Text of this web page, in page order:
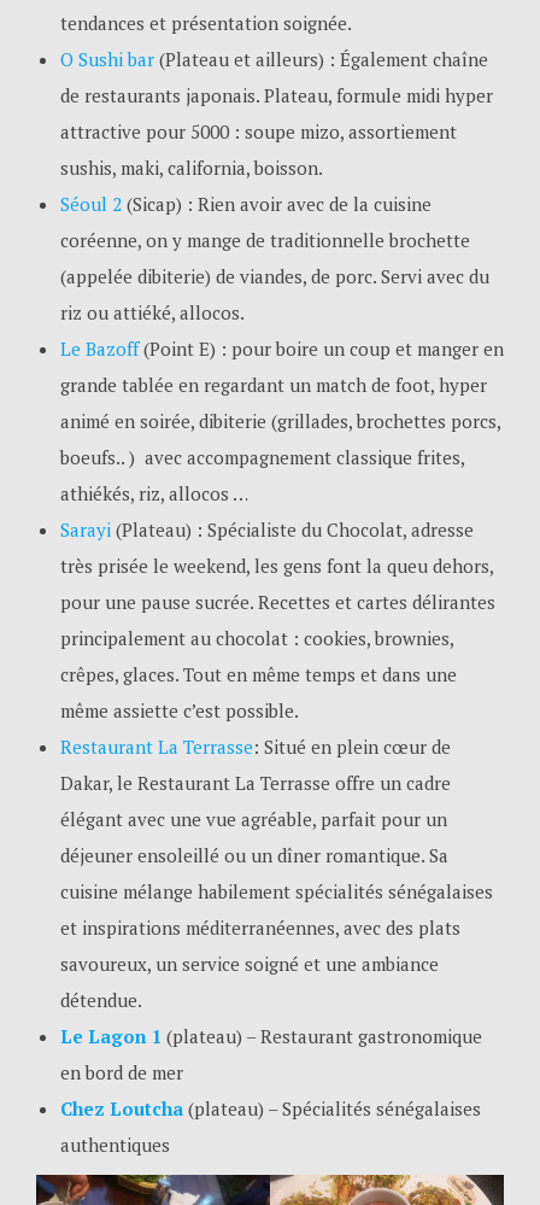
tendances et présentation soignée.
O Sushi bar(Plateau et ailleurs) : Également chaîne
de restaurants japonais. Plateau, formule midi hyper
attractive pour 5000 : soupe mizo, assortiement
sushis, maki, california, boisson.
Séoul 2(Sicap) : Rien avoir avec de la cuisine
coréenne, on y mange de traditionnelle brochette
(appelée dibiterie) de viandes, de porc. Servi avec du
riz ou attiéké, allocos.
Le Bazoff(Point E) : pour boire un coup et manger en
grande tablée en regardant un match de foot, hyper
animé en soirée, dibiterie (grillades, brochettes porcs,
boeufs.. ) avec accompagnement classique frites,
athiékés, riz, allocos …
Sarayi (Plateau) : Spécialiste du Chocolat, adresse
très prisée le weekend, les gens font la queu dehors,
pour une pause sucrée. Recettes et cartes délirantes
principalement au chocolat : cookies, brownies,
crêpes, glaces. Tout en même temps et dans une
même assiette c’est possible.
Restaurant La Terrasse: Situé en plein cœur de
Dakar, le Restaurant La Terrasse offre un cadre
élégant avec une vue agréable, parfait pour un
déjeuner ensoleillé ou un dîner romantique. Sa
cuisine mélange habilement spécialités sénégalaises
et inspirations méditerranéennes, avec des plats
savoureux, un service soigné et une ambiance
détendue.
Le Lagon 1 (plateau) – Restaurant gastronomique
en bord de mer
Chez Loutcha(plateau) – Spécialités sénégalaises
authentiques